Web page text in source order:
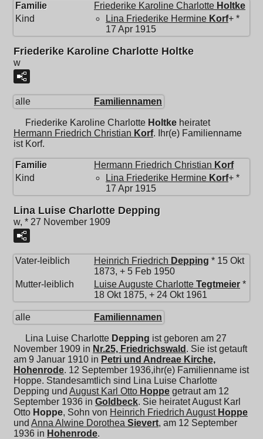
Familie Friederike Karoline Charlotte Holtke
Kind
Lina Friederike Hermine Korf+ *
17 Apr 1915
Friederike Karoline Charlotte Holtke
w
alle Familiennamen
Friederike Karoline Charlotte Holtke heiratet
Hermann Friedrich Christian Korf. Ihr(e) Familienname
ist Korf.
Familie Hermann Friedrich Christian Korf
Kind
Lina Friederike Hermine Korf+ *
17 Apr 1915
Lina Luise Charlotte Depping
w, * 27 November 1909
Vater-leiblich Heinrich Friedrich Depping * 15 Okt
1873, + 5 Feb 1950
Mutter-leiblich
Luise Auguste Charlotte Tegtmeier *
18 Okt 1875, + 24 Okt 1961
alle Familiennamen
Lina Luise Charlotte Depping ist geboren am 27
November 1909 in Nr.25, Friedrichswald . Sie ist getauft
am 9 Januar 1910 in Petri und Andreae Kirche,
Hohenrode. 12 September 1936,ihr(e) Familienname ist
Hoppe. Standesamtlich sind Lina Luise Charlotte
Depping und August Karl Otto Hoppe getraut am 12
September 1936 in Goldbeck. Sie heiratetAugust Karl
Otto Hoppe, Sohn von Heinrich Friedrich August Hoppe
und Anna Alwine Dorothea Sievert, am 12 September
1936 in Hohenrode.